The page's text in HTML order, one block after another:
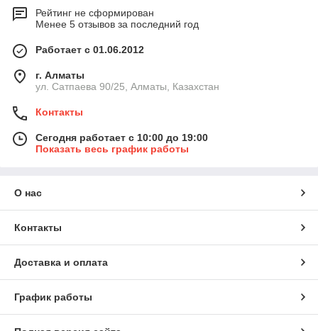
Рейтинг не сформирован
Менее 5 отзывов за последний год
Работает с 01.06.2012
г. Алматы
ул. Сатпаева 90/25, Алматы, Казахстан
Контакты
Сегодня работает с 10:00 до 19:00
Показать весь график работы
О нас
Контакты
Доставка и оплата
График работы